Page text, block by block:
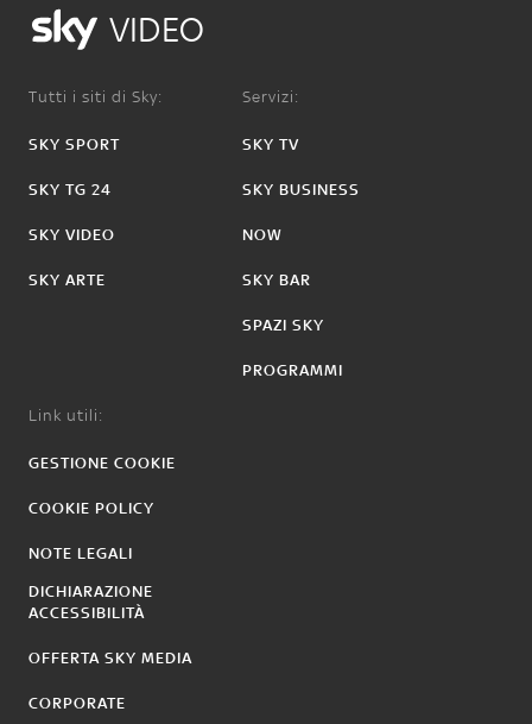
VIDEO
Tutti i siti di Sky:
SKY SPORT
SKY TG 24
SKY VIDEO
SKY ARTE
Servizi:
SKY TV
SKY BUSINESS
NOW
SKY BAR
SPAZI SKY
PROGRAMMI
Link utili:
GESTIONE COOKIE
COOKIE POLICY
NOTE LEGALI
DICHIARAZIONE
ACCESSIBILITÀ
OFFERTA SKY MEDIA
CORPORATE